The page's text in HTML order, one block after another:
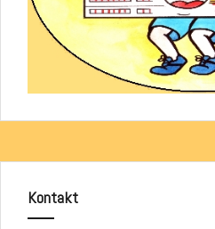
Kontakt